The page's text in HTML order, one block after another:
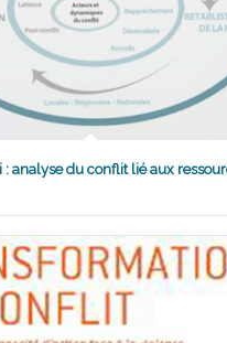
: analyse du conflit lié aux